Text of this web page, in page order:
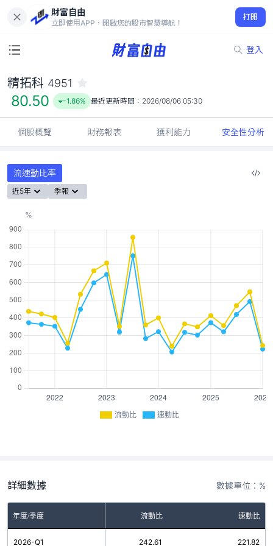
財富自由
立即使用APP，開啟您的股市智慧導航！
打開
登入
80.50
-1.86%
精拓科 4951
80.50 -1.86% 最近更新時間： 2026/08/06 05:30
個股概覽 財務報表 獲利能力 安全性分析
流速動比率
近5年 季報
流動比 速動比
詳細數據 數據單位：%
年度/季度 流動比 速動比
2026-Q1 242.61 221.82